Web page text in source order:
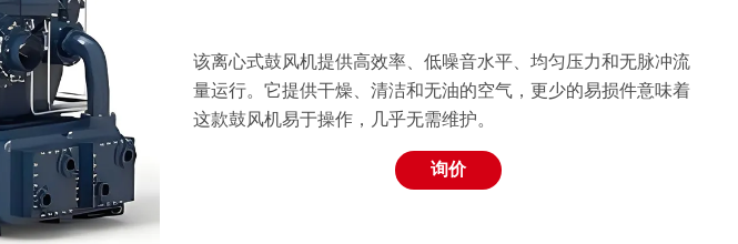
该离心式鼓风机提供高效率、低噪音水平、均匀压力和无脉冲流
量运行。它提供干燥、清洁和无油的空气，更少的易损件意味着
这款鼓风机易于操作，几乎无需维护。
询价